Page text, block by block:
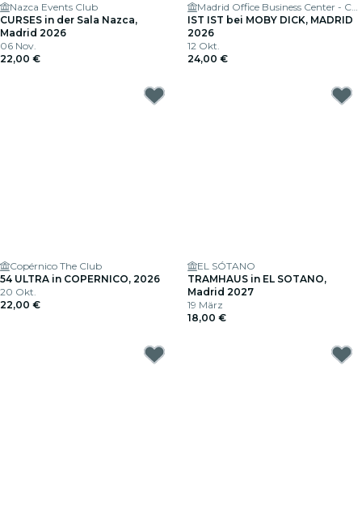
Nazca Events Club
CURSES in der Sala Nazca,
Madrid 2026
06 Nov.
22,00 €
Madrid Office Business Center - Cuzco
IST IST bei MOBY DICK, MADRID
2026
12 Okt.
24,00 €
Copérnico The Club
54 ULTRA in COPERNICO, 2026
20 Okt.
22,00 €
EL SÓTANO
TRAMHAUS in EL SOTANO,
Madrid 2027
19 März
18,00 €